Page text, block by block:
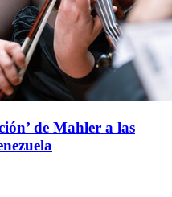
de Mahler a las